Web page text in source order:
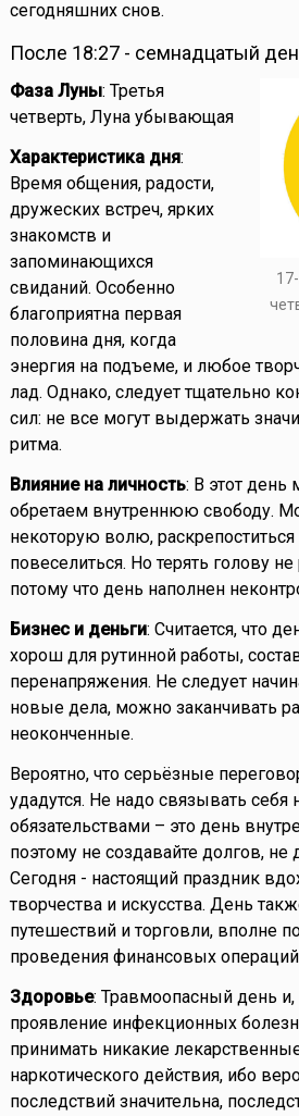
сегодняшних снов.
После 18:27 - семнадцатый
Фаза Луны: Третья
четверть, Луна убывающая
Характеристика дня:
Время общения, радости,
дружеских встреч, ярких
знакомств и
запоминающихся
свиданий. Особенно
благоприятна первая
половина дня, когда
энергия на подъеме, и любое
лад. Однако, следует тщательно
сил: не все могут выдержать
ритма.
Влияние на личность: В этот день
обретаем внутреннюю свободу.
некоторую волю, раскрепоститься
повеселиться. Но терять голову
потому что день наполнен
Бизнес и деньги: Считается, что
хорош для рутинной работы,
перенапряжения. Не следует
новые дела, можно заканчивать
неоконченные.
Вероятно, что серьёзные
удадутся. Не надо связывать себя
обязательствами – это день
поэтому не создавайте долгов, не
Сегодня - настоящий праздник
творчества и искусства. День
путешествий и торговли, вполне
проведения финансовых
Здоровье: Травмоопасный день
проявление инфекционных
принимать никакие
наркотического действия, ибо
последствий значительна,